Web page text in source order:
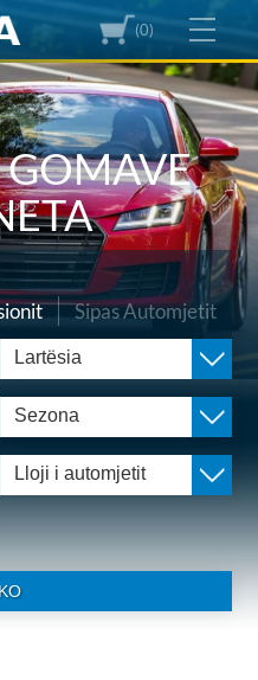
(0)
Sipas Automjetit
Lartësia
Sezona
Lloji i automjetit